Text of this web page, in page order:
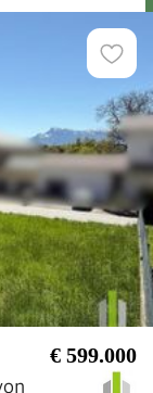
€ 599.000